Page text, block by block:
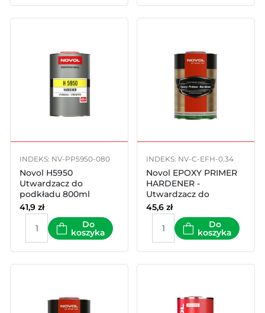
INDEKS: NV-PP5950-080
Novol H5950
Utwardzacz do
podkładu 800ml
41,9 zł
Do
koszyka
INDEKS: NV-C-EFH-0.34
Novol EPOXY PRIMER
HARDENER -
Utwardzacz do
podkładu
epoksydowego 340ml
45,6 zł
Do
koszyka